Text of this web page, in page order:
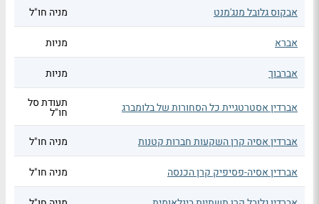
אבקוס גלובל מנג'מנט מניה חו"ל
אברא מניות
אברבוך מניות
אברדין אסטרטגיית כל הסחורות של בלומברג תעודת סל
חו"ל
אברדין אסיה קרן השקעות חברות קטנות
מניה חו"ל
אברדין אסיה-פסיפיק קרן הכנסה מניה חו"ל